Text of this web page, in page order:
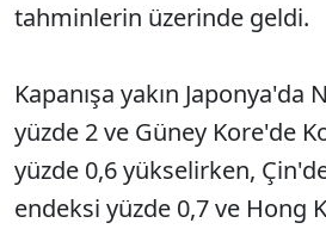
tahminlerin üzerinde geldi.
Kapanışa yakın Japonya'da
yüzde 2 ve Güney Kore'de
yüzde 0,6 yükselirken,
endeksi yüzde 0,7 ve Hong